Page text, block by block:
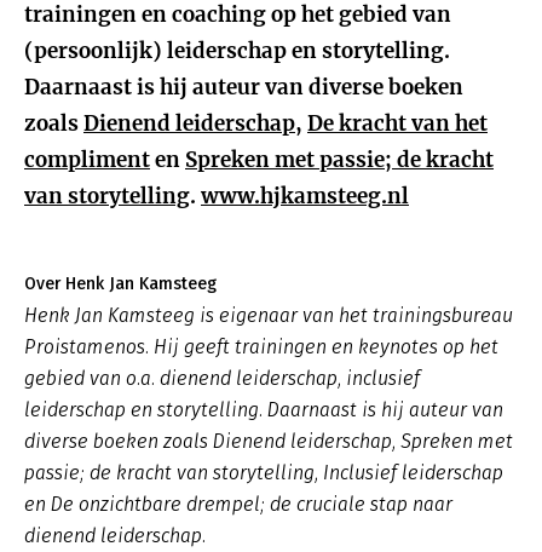
trainingen en coaching op het gebied van
(persoonlijk) leiderschap en storytelling.
Daarnaast is hij auteur van diverse boeken
zoalsDienend leiderschap, De kracht van het
complimenten Spreken met passie; de kracht
van storytelling. www.hjkamsteeg.nl
Over Henk Jan Kamsteeg
Henk Jan Kamsteeg is eigenaar van het trainingsbureau
Proistamenos. Hij geeft trainingen en keynotes op het
gebied van o.a. dienend leiderschap, inclusief
leiderschap en storytelling. Daarnaast is hij auteur van
diverse boeken zoals Dienend leiderschap, Spreken met
passie; de kracht van storytelling, Inclusief leiderschap
en De onzichtbare drempel; de cruciale stap naar
dienend leiderschap.